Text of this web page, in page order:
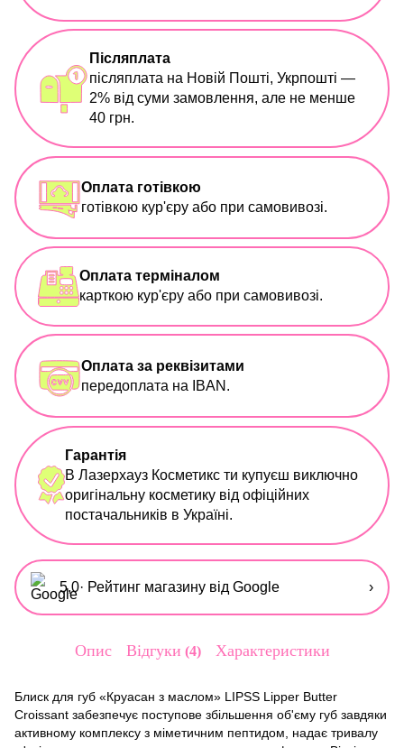
Післяплата
післяплата на Новій Пошті, Укрпошті —
2% від суми замовлення, але не менше
40 грн.
Оплата готівкою
готівкою кур'єру або при самовивозі.
Оплата терміналом
карткою кур'єру або при самовивозі.
Оплата за реквізитами
передоплата на IBAN.
Гарантія
В Лазерхауз Косметикс ти купуєш виключно
оригінальну косметику від офіційних
постачальників в Україні.
5,0· Рейтинг магазину від Google ›
Опис Відгуки 4 Характеристики
Блиск для губ «Круасан з маслом» LIPSS Lipper Butter
Croissant забезпечує поступове збільшення об'єму губ завдяки
активному комплексу з міметичним пептидом, надає тривалу